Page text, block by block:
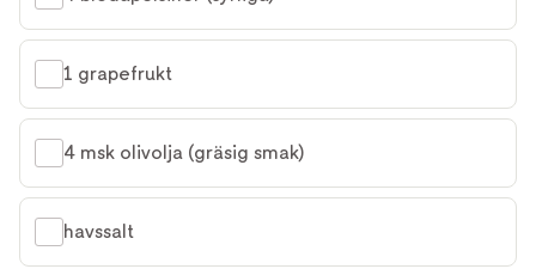
1 grapefrukt
4 msk olivolja (gräsig smak)
havssalt